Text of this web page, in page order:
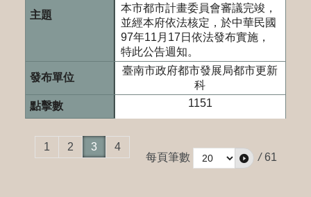
本市都市計畫委員會審議完竣，
並經本府依法核定，於中華民國
97年11月17日依法發布實施，
特此公告週知。
臺南市政府都市發展局都市更新
科
1151
1 2 3
4
每頁筆數
/ 61